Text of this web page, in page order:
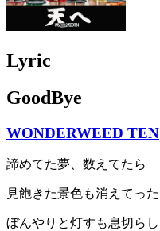
Lyric
GoodBye
WONDERWEED TEN
諦めてた夢、数えてたら
見飽きた景色も消えてった
ぼんやりと灯すも息切らし